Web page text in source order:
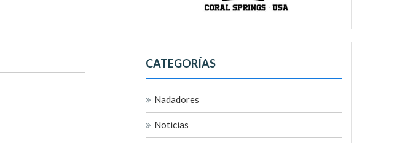
CATEGORÍAS
Nadadores
Noticias